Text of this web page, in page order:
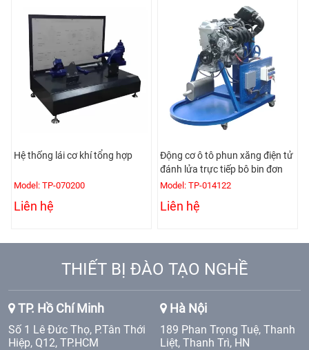
khí tổng hợp
Động cơ ô tô phun xăng điện tử
đánh lửa trực tiếp bô bin đơn
Mô hình động cơ
xylanh phun dầu
THIẾT BỊ ĐÀO TẠO NGHỀ
TP. Hồ Chí Minh
Số 1 Lê Đức Thọ, P.Tân Thới
Hiệp, Q12, TP.HCM
Hà Nội
189 Phan Trọng Tuệ, Thanh
Liệt, Thanh Trì, HN